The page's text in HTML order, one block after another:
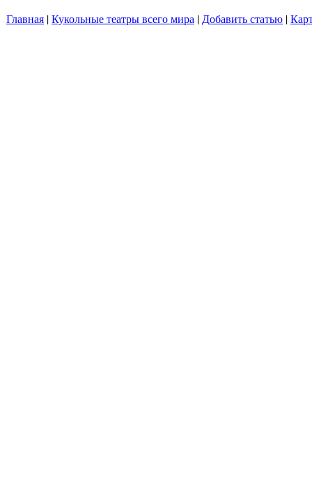
Главная |Кукольные театры всего мира | Добавить статью |